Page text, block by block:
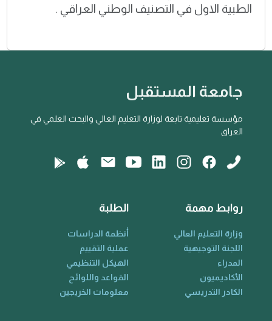
الطبية الاول في التصنيف الوطني العراقي .
جامعة المستقبل
مؤسسة تعليمية تابعة لوزارة التعليم العالي والبحث العلمي في
العراق
روابط مهمة
وزارة التعليم العالي
اللجنة التوجيهية
المدراء
الأكاديميون
الكادر التدريسي
الطلبة
أنظمة الدراسات
عملية التقييم
الهيكل التنظيمي
القواعد واللوائح
معلومات الخريجين